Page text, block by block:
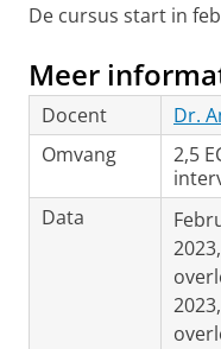
De cursus start in
Meer
Docent
Dr.
Omvang
2,5
Data